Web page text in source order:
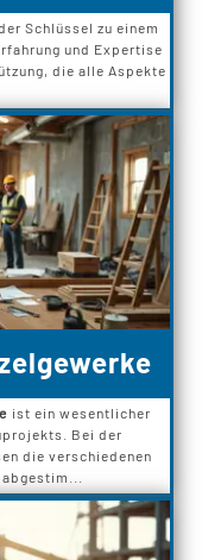
Schlüssel zu einem
und Expertise
die alle Aspekte
ist ein wesentlicher
Bei der
die verschiedenen